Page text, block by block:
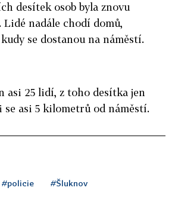
desítek osob byla znovu
nadále chodí domů,
se dostanou na náměstí.
asi 25 lidí, z toho desítka jen
se asi 5 kilometrů od náměstí.
#policie #Šluknov